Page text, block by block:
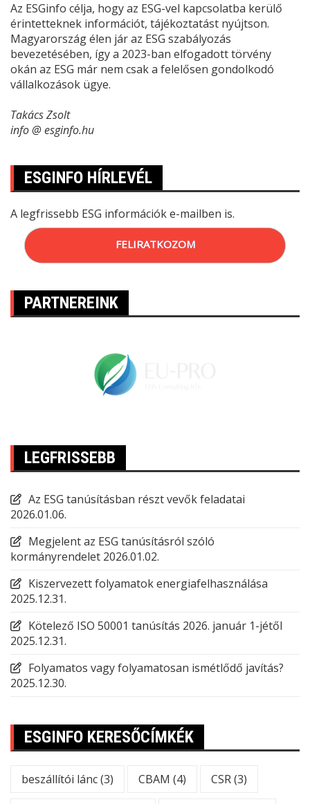
Az ESGinfo célja, hogy az ESG-vel kapcsolatba kerülő
érintetteknek információt, tájékoztatást nyújtson.
Magyarország élen jár az ESG szabályozás
bevezetésében, így a 2023-ban elfogadott törvény
okán az ESG már nem csak a felelősen gondolkodó
vállalkozások ügye.
Takács Zsolt
info @ esginfo.hu
ESGINFO HÍRLEVÉL
A legfrissebb ESG információk e-mailben is.
FELIRATKOZOM
PARTNEREINK
LEGFRISSEBB
Az ESG tanúsításban részt vevők feladatai
2026.01.06.
Megjelent az ESG tanúsításról szóló
kormányrendelet 2026.01.02.
Kiszervezett folyamatok energiafelhasználása
2025.12.31.
Kötelező ISO 50001 tanúsítás 2026. január 1-jétől
2025.12.31.
Folyamatos vagy folyamatosan ismétlődő javítás?
2025.12.30.
ESGINFO KERESŐCÍMKÉK
beszállítói lánc(3) CBAM (4) CSR(3)